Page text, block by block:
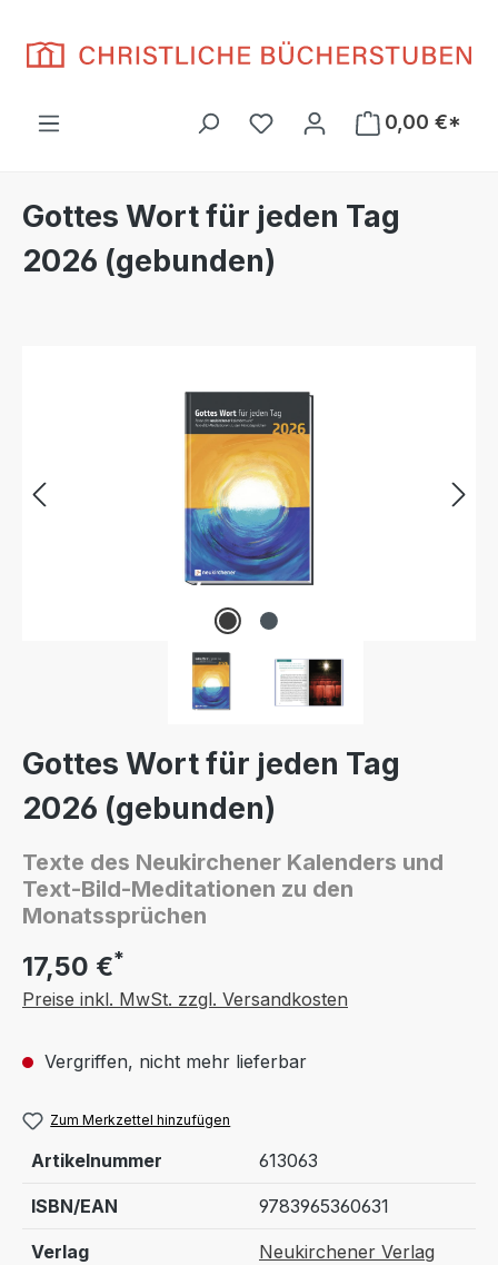
Du hast 0 Produkte auf
0,00 €*
Gottes Wort für jeden Tag
2026 (gebunden)
Gottes Wort für jeden Tag
2026 (gebunden)
Texte des Neukirchener Kalenders und
Text-Bild-Meditationen zu den
Monatssprüchen
17,50 €*
Preise inkl. MwSt. zzgl. Versandkosten
Vergriffen, nicht mehr lieferbar
Zum Merkzettel hinzufügen
Artikelnummer 613063
ISBN/EAN 9783965360631
Verlag Neukirchener Verlag